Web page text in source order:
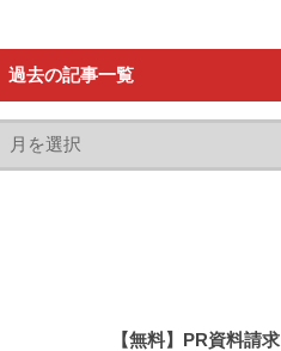
過去の記事一覧
【無料】PR資料請求